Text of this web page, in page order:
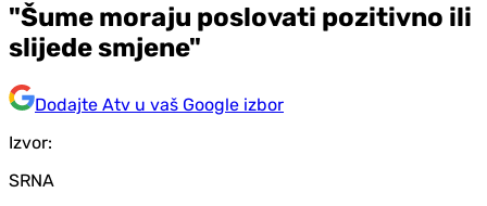
"Šume moraju poslovati pozitivno ili
slijede smjene"
Dodajte Atv u vaš Google izbor
Izvor:
SRNA